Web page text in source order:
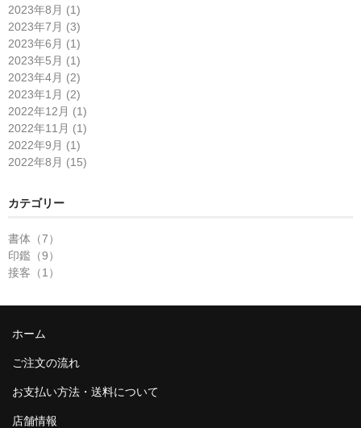
2023年8月 (1)
2023年7月 (3)
2023年6月 (1)
2023年5月 (1)
2023年4月 (2)
2023年1月 (2)
2022年12月 (1)
2022年11月 (1)
2022年9月 (1)
2022年8月 (15)
カテゴリー
書体（7）
印鑑（9）
接客（1）
ホーム
ご注文の流れ
お支払い方法・送料について
店舗情報